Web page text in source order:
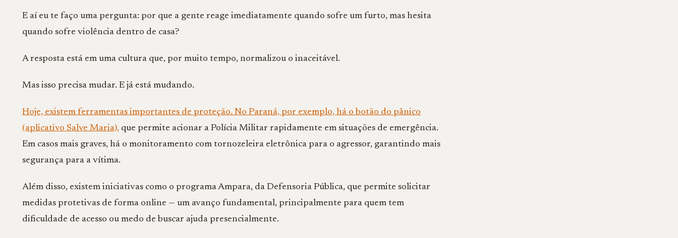
E aí eu te faço uma pergunta: por que a gente reage imediatamente quando sofre um furto, mas hesita
quando sofre violência dentro de casa?
A resposta está em uma cultura que, por muito tempo, normalizou o inaceitável.
Mas isso precisa mudar. E já está mudando.
Hoje, existem ferramentas importantes de proteção. No Paraná, por exemplo, há o botão do pânico
(aplicativo Salve Maria), que permite acionar a Polícia Militar rapidamente em situações de emergência.
Em casos mais graves, há o monitoramento com tornozeleira eletrônica para o agressor, garantindo mais
segurança para a vítima.
Além disso, existem iniciativas como o programa Ampara, da Defensoria Pública, que permite solicitar
medidas protetivas de forma online — um avanço fundamental, principalmente para quem tem
dificuldade de acesso ou medo de buscar ajuda presencialmente.